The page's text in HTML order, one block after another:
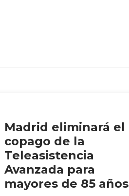
Madrid eliminará el
copago de la
Teleasistencia
Avanzada para
mayores de 85 años